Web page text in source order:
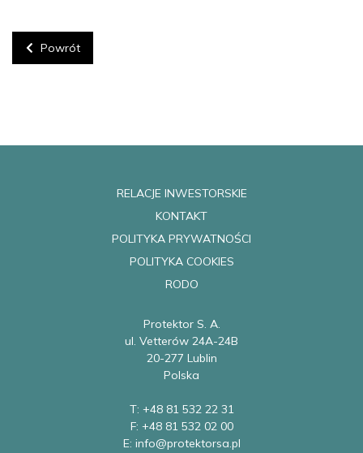
Powrót
RELACJE INWESTORSKIE
KONTAKT
POLITYKA PRYWATNOŚCI
POLITYKA COOKIES
RODO
Protektor S. A.
ul. Vetterów 24A-24B
20-277 Lublin
Polska
T: +48 81 532 22 31
F: +48 81 532 02 00
E: info@protektorsa.pl